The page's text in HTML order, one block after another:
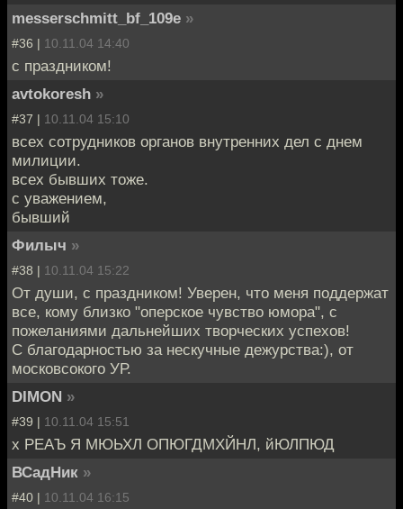
messerschmitt_bf_109e »
#36 | 10.11.04 14:40
с праздником!
avtokoresh »
#37 | 10.11.04 15:10
всех сотрудников органов внутренних дел с днем
милиции.
всех бывших тоже.
с уважением,
бывший
Филыч »
#38 | 10.11.04 15:22
От души, с праздником! Уверен, что меня поддержат
все, кому близко "оперское чувство юмора", с
пожеланиями дальнейших творческих успехов!
С благодарностью за нескучные дежурства:), от
московсокого УР.
DIMON »
#39 | 10.11.04 15:51
х РЕАЪ Я МЮЬХЛ ОПЮГДМХЙНЛ, йЮЛПЮД
ВСадНик »
#40 | 10.11.04 16:15